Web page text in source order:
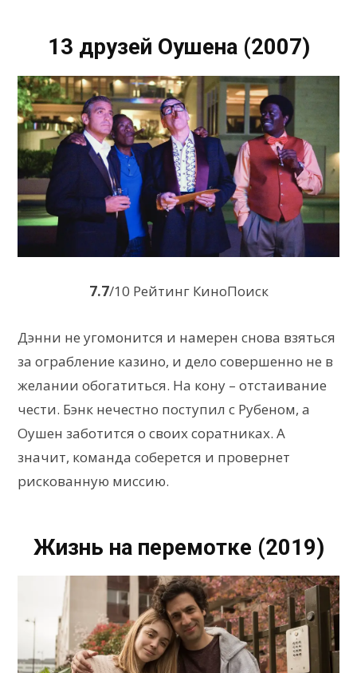
13 друзей Оушена (2007)
7.7/10 Рейтинг КиноПоиск
Дэнни не угомонится и намерен снова взяться
за ограбление казино, и дело совершенно не в
желании обогатиться. На кону – отстаивание
чести. Бэнк нечестно поступил с Рубеном, а
Оушен заботится о своих соратниках. А
значит, команда соберется и провернет
рискованную миссию.
Жизнь на перемотке (2019)